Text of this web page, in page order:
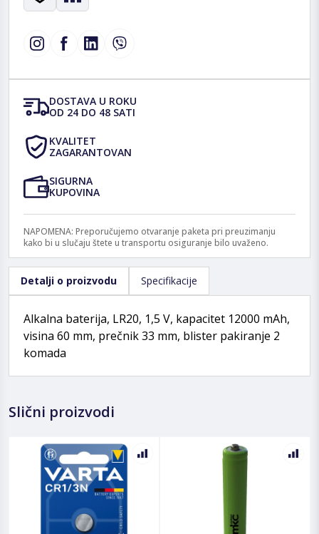
DOSTAVA U ROKU
OD 24 DO 48 SATI
KVALITET
ZAGARANTOVAN
SIGURNA
KUPOVINA
NAPOMENA: Preporučujemo otvaranje paketa pri preuzimanju
kako bi u slučaju štete u transportu osiguranje bilo uvaženo.
Detalji o proizvodu Specifikacije
Alkalna baterija, LR20, 1,5 V, kapacitet 12000 mAh,
visina 60 mm, prečnik 33 mm, blister pakiranje 2
komada
Slični proizvodi